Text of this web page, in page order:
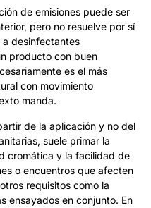
de emisiones puede ser
pero no resuelve por sí
a desinfectantes
producto con buen
es el más
con movimiento
manda.
de la aplicación y no del
suele primar la
cromática y la facilidad de
o encuentros que afecten
requisitos como la
ensayados en conjunto. En